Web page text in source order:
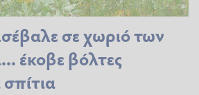
σε χωριό των
έκοβε βόλτες